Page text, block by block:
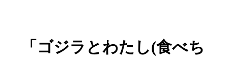
「ゴジラとわたし(食べち